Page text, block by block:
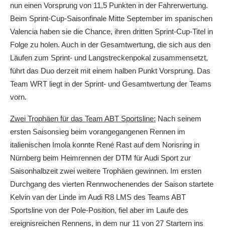
nun einen Vorsprung von 11,5 Punkten in der Fahrerwertung.
Beim Sprint-Cup-Saisonfinale Mitte September im spanischen
Valencia haben sie die Chance, ihren dritten Sprint-Cup-Titel in
Folge zu holen. Auch in der Gesamtwertung, die sich aus den
Läufen zum Sprint- und Langstreckenpokal zusammensetzt,
führt das Duo derzeit mit einem halben Punkt Vorsprung. Das
Team WRT liegt in der Sprint- und Gesamtwertung der Teams
vorn.
Zwei Trophäen für das Team ABT Sportsline: Nach seinem
ersten Saisonsieg beim vorangegangenen Rennen im
italienischen Imola konnte René Rast auf dem Norisring in
Nürnberg beim Heimrennen der DTM für Audi Sport zur
Saisonhalbzeit zwei weitere Trophäen gewinnen. Im ersten
Durchgang des vierten Rennwochenendes der Saison startete
Kelvin van der Linde im Audi R8 LMS des Teams ABT
Sportsline von der Pole-Position, fiel aber im Laufe des
ereignisreichen Rennens, in dem nur 11 von 27 Startern ins